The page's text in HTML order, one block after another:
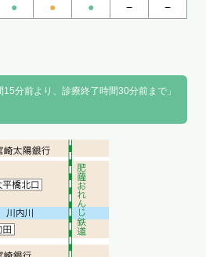
● ● ● − −
分前より、診療終了時間30分前まで」